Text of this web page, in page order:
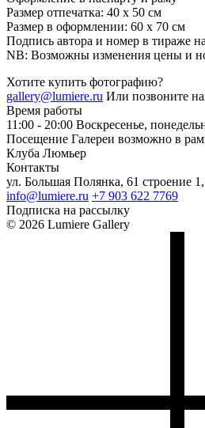
Размер отпечатка: 40 х 50 см
Размер в оформлении: 60 х 70 см
Подпись автора и номер в тираже
NB: Возможны изменения цены и
Хотите купить фотографию?
gallery@lumiere.ru Или позвоните
Время работы
11:00 - 20:00 Воскресенье,
Посещение Галереи возможно в
Клуба Люмьер
Контакты
ул. Большая Полянка, 61 строение
info@lumiere.ru +7 903 622 7769
Подписка на рассылку
© 2026 Lumiere Gallery